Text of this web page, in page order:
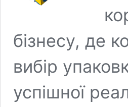
бізнесу, де
вибір
успішної